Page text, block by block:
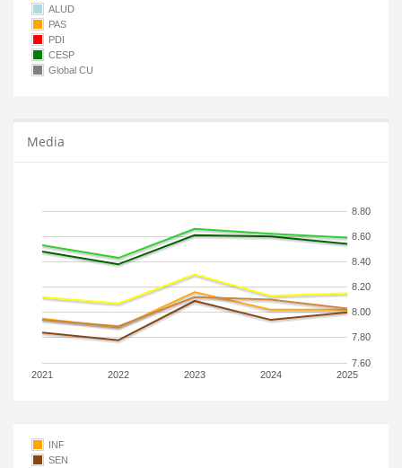
ALUD
PAS
PDI
CESP
Global CU
Media
2021 2022 2023 2024 2025
7.60
7.80
8.00
8.20
8.40
8.60
8.80
INF
SEN